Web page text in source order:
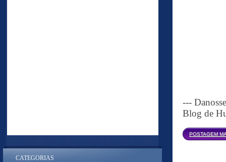
---
Blog de
POSTAGEM
CATEGORIAS